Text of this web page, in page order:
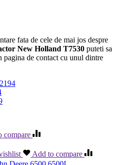
fata de cele de mai jos despre
New Holland T7530 puteti sa
pagina de contact cu unul dintre
compare
Add to compare